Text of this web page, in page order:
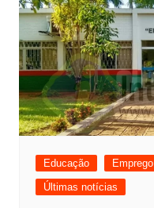
Educação Emprego
Últimas notícias